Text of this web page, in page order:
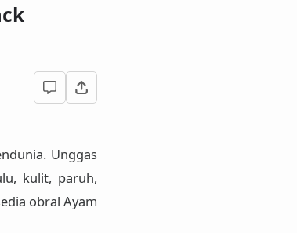
Unggas
kulit, paruh,
obral Ayam